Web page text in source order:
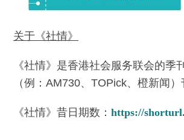
关于《社情》
《社情》是香港社会服务联会的
（例：AM730、TOPick、橙新闻）
《社情》昔日期数： https://